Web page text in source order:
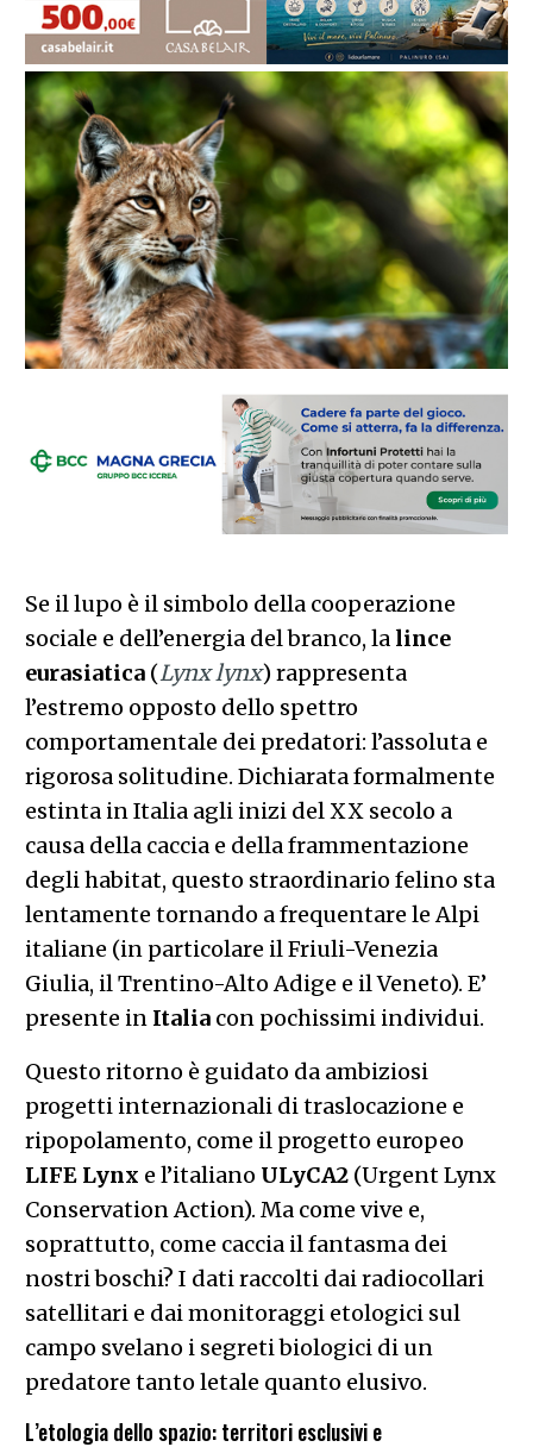
Se il lupo è il simbolo della cooperazione
sociale e dell’energia del branco, la
lince
Lynx lynx ) rappresenta
comportamentale dei predatori: l’assoluta e
rigorosa solitudine. Dichiarata formalmente
estinta in Italia agli inizi del XX secolo a
causa della caccia e della frammentazione
degli habitat, questo straordinario felino sta
lentamente tornando a frequentare le Alpi
italiane (in particolare il Friuli-Venezia
Giulia, il Trentino-Alto Adige e il Veneto). E’
presente inItaliacon pochissimi individui.
Questo ritorno è guidato da ambiziosi
progetti internazionali di traslocazione e
ripopolamento, come il progetto europeo
LIFE Lynxe l’italiano ULyCA2(Urgent Lynx
Conservation Action). Ma come vive e,
soprattutto, come caccia il fantasma dei
nostri boschi? I dati raccolti dai radiocollari
satellitari e dai monitoraggi etologici sul
campo svelano i segreti biologici di un
predatore tanto letale quanto elusivo.
L’etologia dello spazio: territori esclusivi e
distanziamento sociale
A livello etologico, la lince è un animale
territoriale e rigidamente solitario. Maschi e
femmine adulti si incontrano